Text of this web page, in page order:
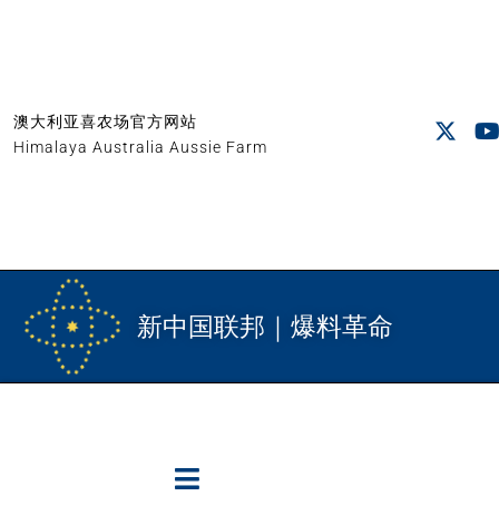
澳大利亚喜农场官方网站
Himalaya Australia Aussie Farm
新中国联邦｜爆料革命